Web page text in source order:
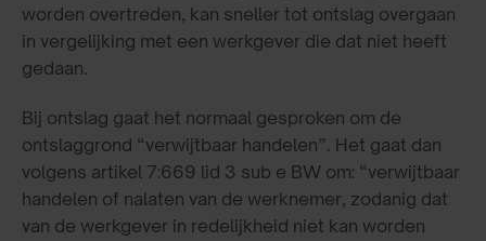
worden overtreden, kan sneller tot ontslag overgaan
in vergelijking met een werkgever die dat niet heeft
gedaan.
Bij ontslag gaat het normaal gesproken om de
ontslaggrond “verwijtbaar handelen”. Het gaat dan
volgens artikel 7:669 lid 3 sub e BW om: “verwijtbaar
handelen of nalaten van de werknemer, zodanig dat
van de werkgever in redelijkheid niet kan worden